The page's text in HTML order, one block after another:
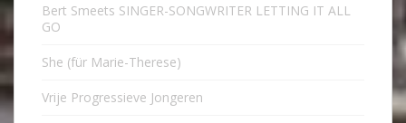
Bert Smeets SINGER-SONGWRITER LETTING IT ALL
GO
She (für Marie-Therese)
Vrije Progressieve Jongeren